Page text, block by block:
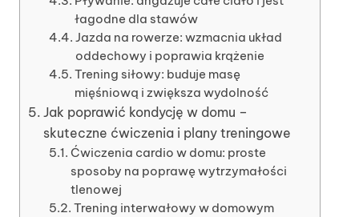
łagodne dla stawów
Jazda na rowerze: wzmacnia układ
oddechowy i poprawia krążenie
Trening siłowy: buduje masę
mięśniową i zwiększa wydolność
Jak poprawić kondycję w domu –
skuteczne ćwiczenia i plany treningowe
Ćwiczenia cardio w domu: proste
sposoby na poprawę wytrzymałości
tlenowej
Trening interwałowy w domowym